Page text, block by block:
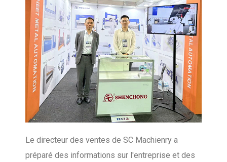
Le directeur des ventes de SC Machienry a
préparé des informations sur l'entreprise et des